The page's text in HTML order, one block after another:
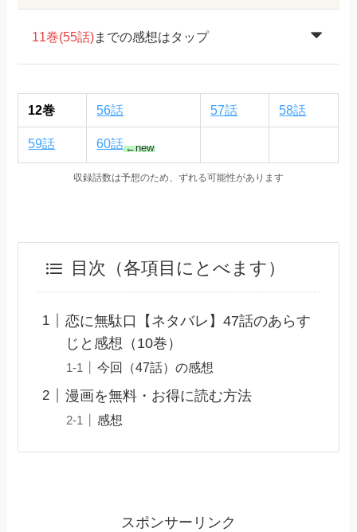
11巻(55話)までの感想はタップ
12巻 56話 57話 58話
59話 60話←new
収録話数は予想のため、ずれる可能性があります
目次（各項目にとべます）
恋に無駄口【ネタバレ】47話のあらす
じと感想（10巻）
今回（47話）の感想
漫画を無料・お得に読む方法
感想
スポンサーリンク